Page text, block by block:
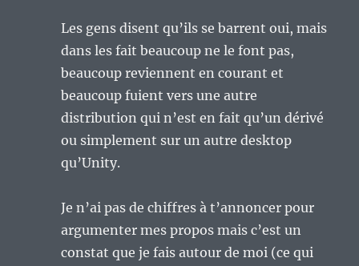
Les gens disent qu’ils se barrent oui, mais
dans les fait beaucoup ne le font pas,
beaucoup reviennent en courant et
beaucoup fuient vers une autre
distribution qui n’est en fait qu’un dérivé
ou simplement sur un autre desktop
qu’Unity.
Je n’ai pas de chiffres à t’annoncer pour
argumenter mes propos mais c’est un
constat que je fais autour de moi (ce qui